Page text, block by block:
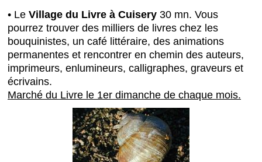
• Le Village du Livre à Cuisery 30 mn. Vous
pourrez trouver des milliers de livres chez les
bouquinistes, un café littéraire, des animations
permanentes et rencontrer en chemin des auteurs,
imprimeurs, enlumineurs, calligraphes, graveurs et
écrivains.
Marché du Livre le 1er dimanche de chaque mois.